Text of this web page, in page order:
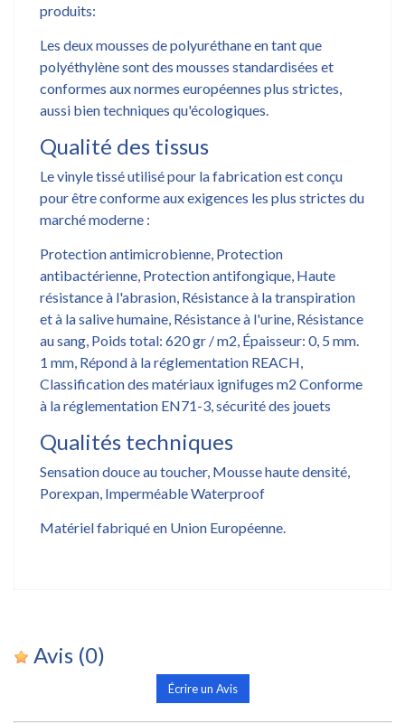
produits:
Les deux mousses de polyuréthane en tant que
polyéthylène sont des mousses standardisées et
conformes aux normes européennes plus strictes,
aussi bien techniques qu'écologiques.
Qualité des tissus
Le vinyle tissé utilisé pour la fabrication est conçu
pour être conforme aux exigences les plus strictes du
marché moderne :
Protection antimicrobienne, Protection
antibactérienne, Protection antifongique, Haute
résistance à l'abrasion, Résistance à la transpiration
et à la salive humaine, Résistance à l'urine, Résistance
au sang, Poids total: 620 gr / m2, Épaisseur: 0, 5 mm.
1 mm, Répond à la réglementation REACH,
Classification des matériaux ignifuges m2 Conforme
à la réglementation EN71-3, sécurité des jouets
Qualités techniques
Sensation douce au toucher, Mousse haute densité,
Porexpan, Imperméable Waterproof
Matériel fabriqué en Union Européenne.
Avis (0)
Écrire un Avis